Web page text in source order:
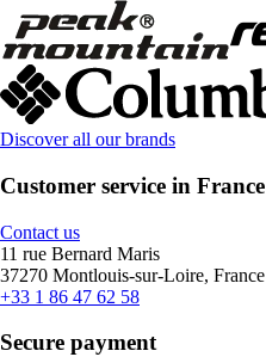
Discover all our brands
Customer service in France
Contact us
11 rue Bernard Maris
37270 Montlouis-sur-Loire, France
+33 1 86 47 62 58
Secure payment